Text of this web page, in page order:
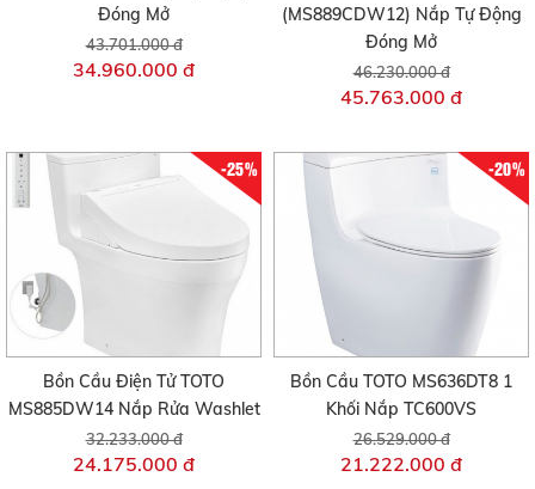
Đóng Mở
43.701.000 đ
34.960.000 đ
(MS889CDW12) Nắp Tự Động
Đóng Mở
46.230.000 đ
45.763.000 đ
-25%
Bồn Cầu Điện Tử TOTO
MS885DW14 Nắp Rửa Washlet
32.233.000 đ
24.175.000 đ
-20%
Bồn Cầu TOTO MS636DT8 1
Khối Nắp TC600VS
26.529.000 đ
21.222.000 đ